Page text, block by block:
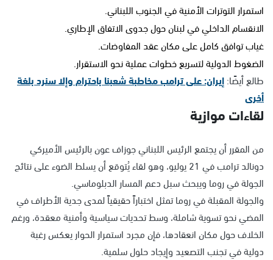
استمرار التوترات الأمنية في الجنوب اللبناني.
الانقسام الداخلي في لبنان حول جدوى الاتفاق الإطاري.
غياب توافق كامل على مكان عقد المفاوضات.
الضغوط الدولية لتسريع خطوات عملية نحو الاستقرار.
طالع أيضًا:إيران: على ترامب مخاطبة شعبنا باحترام وإلا سنرد بلغة
أخرى
لقاءات موازية
من المقرر أن يجتمع الرئيس اللبناني جوزاف عون بالرئيس الأميركي
دونالد ترامب في 21 يوليو، وهو لقاء يُتوقع أن يسلط الضوء على نتائج
الجولة في روما ويبحث سبل دعم المسار الدبلوماسي.
والجولة المقبلة في روما تمثل اختباراً حقيقياً لمدى جدية الأطراف في
المضي نحو تسوية شاملة، وسط تحديات سياسية وأمنية معقدة، ورغم
الخلاف حول مكان انعقادها، فإن مجرد استمرار الحوار يعكس رغبة
دولية في تجنب التصعيد وإيجاد حلول سلمية.